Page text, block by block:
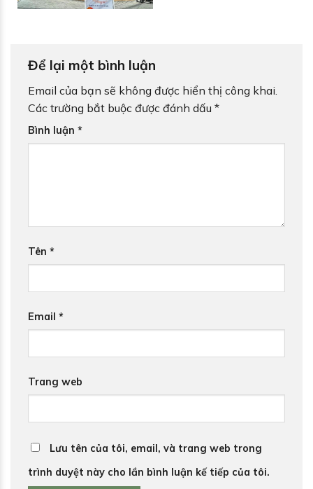
Để lại một bình luận
Email của bạn sẽ không được hiển thị công khai.
Các trường bắt buộc được đánh dấu *
Bình luận *
Tên *
Email *
Trang web
Lưu tên của tôi, email, và trang web trong
trình duyệt này cho lần bình luận kế tiếp của tôi.